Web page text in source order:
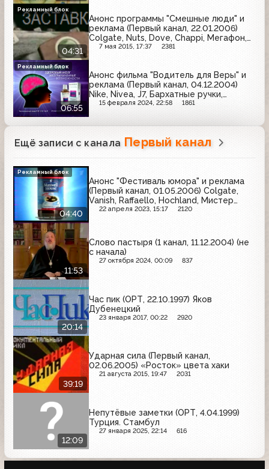
04:31
Анонс программы "Смешные люди" и
реклама (Первый канал, 22.01.2006)
Colgate, Nuts, Dove, Chappi, Мегафон,
Samsung
7 мая 2015, 17:37 2381
Рекламный блок
06:55
Анонс фильма "Водитель для Веры" и
реклама (Первый канал, 04.12.2004)
Nike, Nivea, J7, Бархатные ручки,
Мемория, Л'Этуаль, McDonald's, Herbal
15 февраля 2024, 22:58 1861
Рекламный блок
Ещё записи с канала Первый канал
04:40
Анонс "Фестиваль юмора" и реклама
(Первый канал, 01.05.2006) Colgate,
Vanish, Raffaello, Hochland, Мистер
Мускул, Veet, Cheetos, Сам Самыч,
22 апреля 2023, 15:17 2120
Рекламный блок
11:53
Слово пастыря (1 канал, 11.12.2004) (не
с начала)
27 октября 2024, 00:09 837
20:14
Час пик (ОРТ, 22.10.1997) Яков
Дубенецкий
23 января 2017, 00:22 2920
39:19
Ударная сила (Первый канал,
02.06.2005) «Росток» цвета хаки
21 августа 2015, 19:47 2031
12:09
Непутёвые заметки (ОРТ, 4.04.1999)
Турция. Стамбул
27 января 2025, 22:14 616